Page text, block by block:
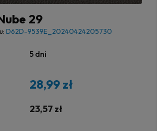
29
D62D-9539E_20240424205730
5 dni
28,99 zł
23,57 zł